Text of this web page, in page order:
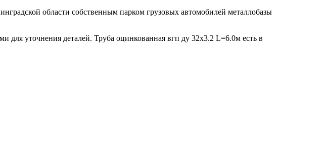
области собственным парком грузовых автомобилей металлобазы
для уточнения деталей. Труба оцинкованная вгп ду 32х3.2 L=6.0м есть в